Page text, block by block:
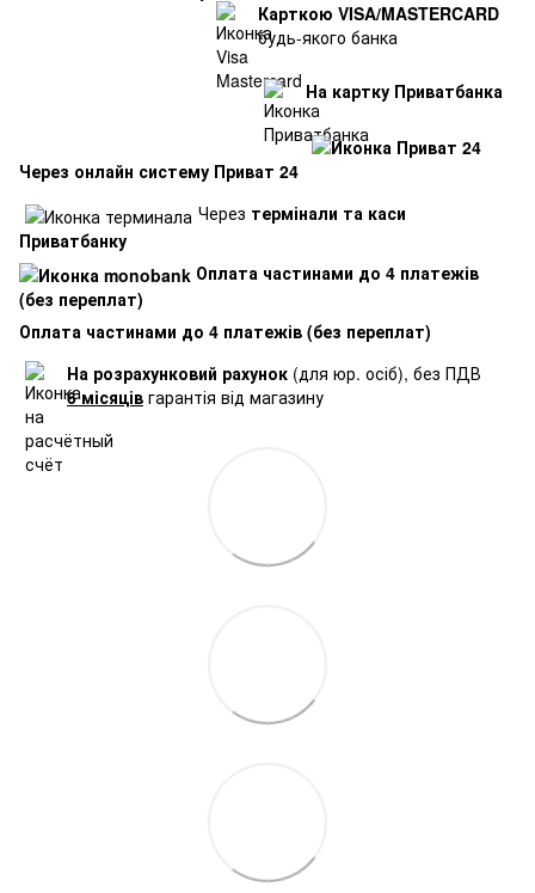
Карткою VISA/MASTERCARD
будь-якого банка
На картку Приватбанка
Через онлайн систему Приват 24
Через термінали та каси
Приватбанку
Оплата частинами до 4 платежів
(без переплат)
Оплата частинами до 4 платежів (без переплат)
На розрахунковий рахунок (для юр. осіб), без ПДВ
6 місяців гарантія від магазину